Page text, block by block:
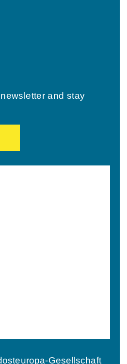
and stay
Gesellschaft